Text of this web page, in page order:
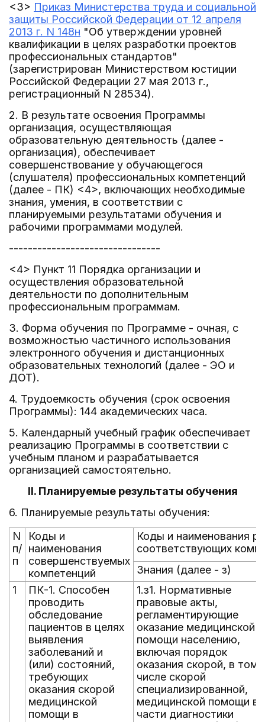
<3> Приказ Министерства труда и социальной
защиты Российской Федерации от 12 апреля
2013 г. N 148н "Об утверждении уровней
квалификации в целях разработки проектов
профессиональных стандартов"
(зарегистрирован Министерством юстиции
Российской Федерации 27 мая 2013 г.,
регистрационный N 28534).
2. В результате освоения Программы
организация, осуществляющая
образовательную деятельность (далее -
организация), обеспечивает
совершенствование у обучающегося
(слушателя) профессиональных компетенций
(далее - ПК) <4>, включающих необходимые
знания, умения, в соответствии с
планируемыми результатами обучения и
рабочими программами модулей.
--------------------------------
<4> Пункт 11 Порядка организации и
осуществления образовательной
деятельности по дополнительным
профессиональным программам.
3. Форма обучения по Программе - очная, с
возможностью частичного использования
электронного обучения и дистанционных
образовательных технологий (далее - ЭО и
ДОТ).
4. Трудоемкость обучения (срок освоения
Программы): 144 академических часа.
5. Календарный учебный график обеспечивает
реализацию Программы в соответствии с
учебным планом и разрабатывается
организацией самостоятельно.
II. Планируемые результаты обучения
6. Планируемые результаты обучения:
N
п/
п
Коды и
наименования
совершенствуемых
компетенций
Коды и наименования
соответствующих
Знания (далее - з)
1
ПК-1. Способен
проводить
обследование
пациентов в целях
выявления
заболеваний и
(или) состояний,
требующих
оказания скорой
медицинской
помощи в
1.з1. Нормативные
правовые акты,
регламентирующие
оказание медицинской
помощи населению,
включая порядок
оказания скорой, в том
числе скорой
специализированной,
медицинской помощи в
части диагностики